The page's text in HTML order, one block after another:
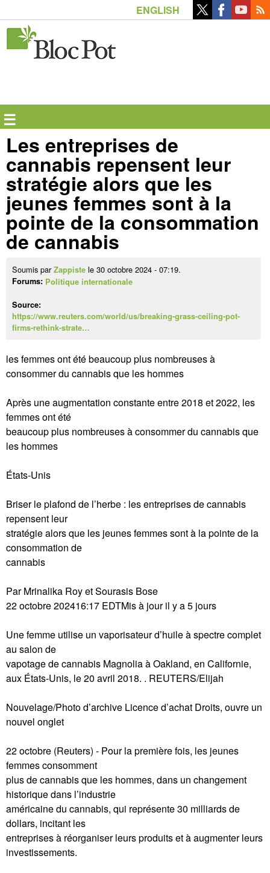
contenu
ENGLISH
☰
Les entreprises de
cannabis repensent leur
stratégie alors que les
jeunes femmes sont à la
pointe de la consommation
de cannabis
Soumis parZappiste le 30 octobre 2024 - 07:19.
Forums: Politique internationale
Source:
https://www.reuters.com/world/us/breaking-grass-ceiling-pot-
firms-rethink-strate…
les femmes ont été beaucoup plus nombreuses à
consommer du cannabis que les hommes
Après une augmentation constante entre 2018 et 2022, les
femmes ont été
beaucoup plus nombreuses à consommer du cannabis que
les hommes
États-Unis
Briser le plafond de l’herbe : les entreprises de cannabis
repensent leur
stratégie alors que les jeunes femmes sont à la pointe de la
consommation de
cannabis
Par Mrinalika Roy et Sourasis Bose
22 octobre 202416:17 EDTMis à jour il y a 5 jours
Une femme utilise un vaporisateur d’huile à spectre complet
au salon de
vapotage de cannabis Magnolia à Oakland, en Californie,
aux États-Unis, le 20 avril 2018. . REUTERS/Elijah
Nouvelage/Photo d’archive Licence d’achat Droits, ouvre un
nouvel onglet
22 octobre (Reuters) - Pour la première fois, les jeunes
femmes consomment
plus de cannabis que les hommes, dans un changement
historique dans l’industrie
américaine du cannabis, qui représente 30 milliards de
dollars, incitant les
entreprises à réorganiser leurs produits et à augmenter leurs
investissements.